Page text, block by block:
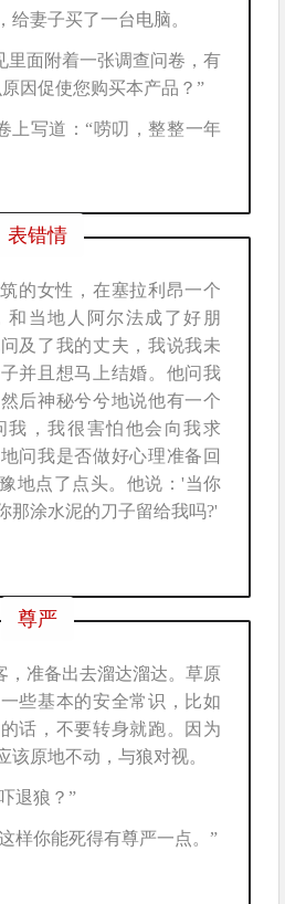
给妻子买了一台电脑。
里面附着一张调查问卷，有
因促使您购买本产品？”
上写道：“唠叨，整整一年
表错情
的女性，在塞拉利昂一个
和当地人阿尔法成了好朋
及了我的丈夫，我说我未
并且想马上结婚。他问我
后神秘兮兮地说他有一个
我，我很害怕他会向我求
问我是否做好心理准备回
地点了点头。他说：'当你
那涂水泥的刀子留给我吗?'
尊严
，准备出去溜达溜达。草原
些基本的安全常识，比如
话，不要转身就跑。因为
该原地不动，与狼对视。
退狼？”
样你能死得有尊严一点。”